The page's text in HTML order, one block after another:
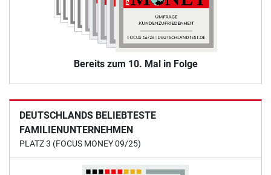
Bereits zum 10. Mal in Folge
DEUTSCHLANDS BELIEBTESTE
FAMILIENUNTERNEHMEN
PLATZ 3 (FOCUS MONEY 09/25)